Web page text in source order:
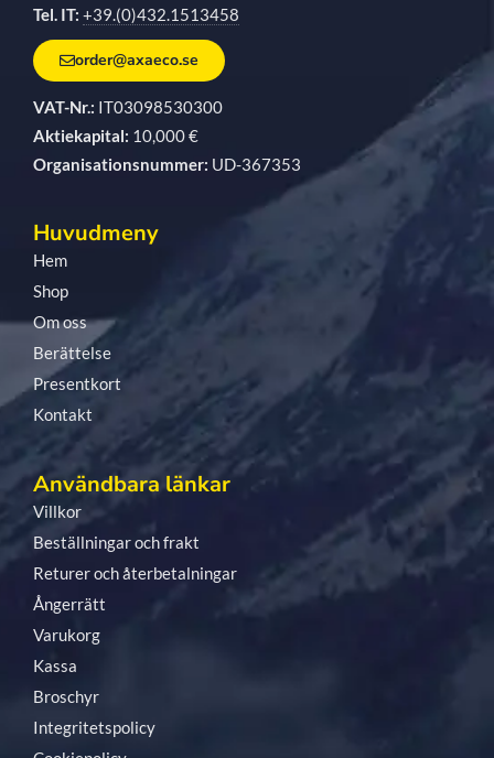
Tel. IT: +39.(0)432.1513458
order@axaeco.se
VAT-Nr.: IT03098530300
Aktiekapital: 10,000 €
Organisationsnummer: UD-367353
Huvudmeny
Hem
Shop
Om oss
Berättelse
Presentkort
Kontakt
Användbara länkar
Villkor
Beställningar och frakt
Returer och återbetalningar
Ångerrätt
Varukorg
Kassa
Broschyr
Integritetspolicy